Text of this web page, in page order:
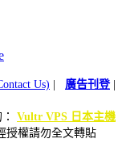
Us) 廣告刊登|
Vultr VPS 日本主機
授權請勿全文轉貼